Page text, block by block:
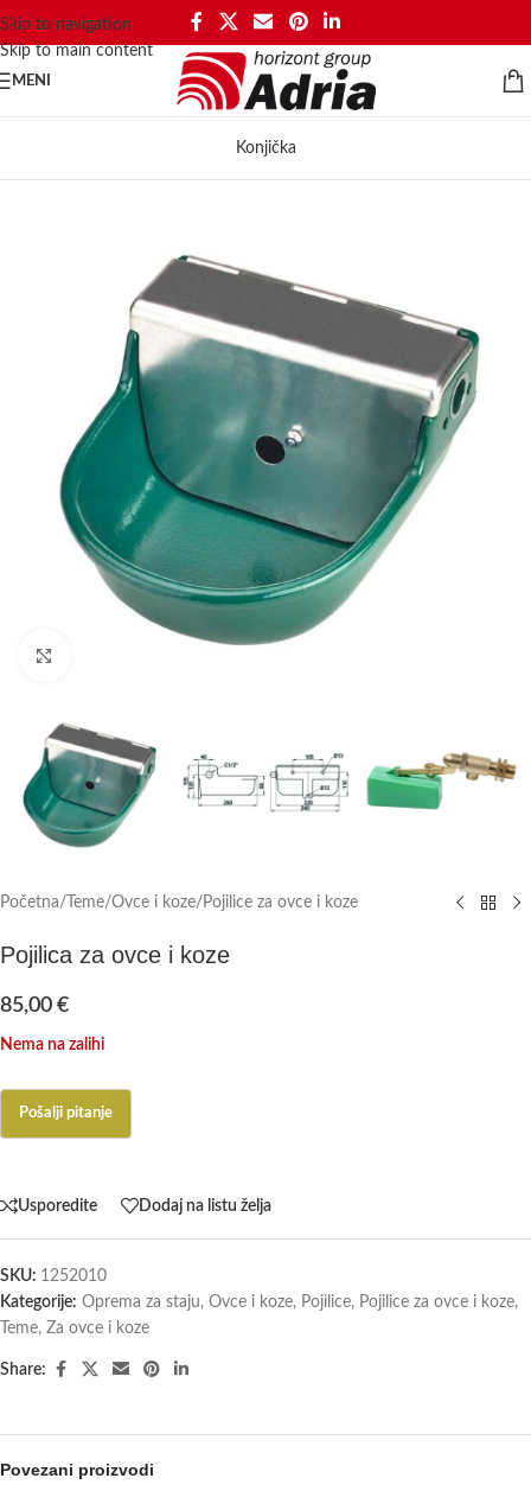
Skip to navigation
Skip to main content
MENI
Konjička
Početna/ Teme/Ovce i koze/ Pojilice za ovce i koze
Pojilica za ovce i koze
85,00 €
Nema na zalihi
Usporedite Dodaj na listu želja
SKU: 1252010
Kategorije: Oprema za staju, Ovce i koze, Pojilice, Pojilice za ovce i koze,
Teme, Za ovce i koze
Share:
Povezani proizvodi